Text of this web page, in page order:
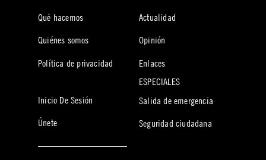
Qué hacemos
Quiénes somos
Política de privacidad
Inicio De Sesión
Únete
Actualidad
Opinión
Enlaces
ESPECIALES
Salida de emergencia
Seguridad ciudadana